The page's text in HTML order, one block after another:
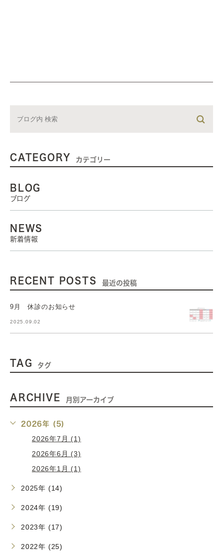
CATEGORY カテゴリー
BLOG
ブログ
NEWS
新着情報
RECENT POSTS 最近の投稿
9月 休診のお知らせ
2025.09.02
TAG タグ
ARCHIVE 月別アーカイブ
2026年 (5)
2026年7月 (1)
2026年6月 (3)
2026年1月 (1)
2025年 (14)
2024年 (19)
2023年 (17)
2022年 (25)